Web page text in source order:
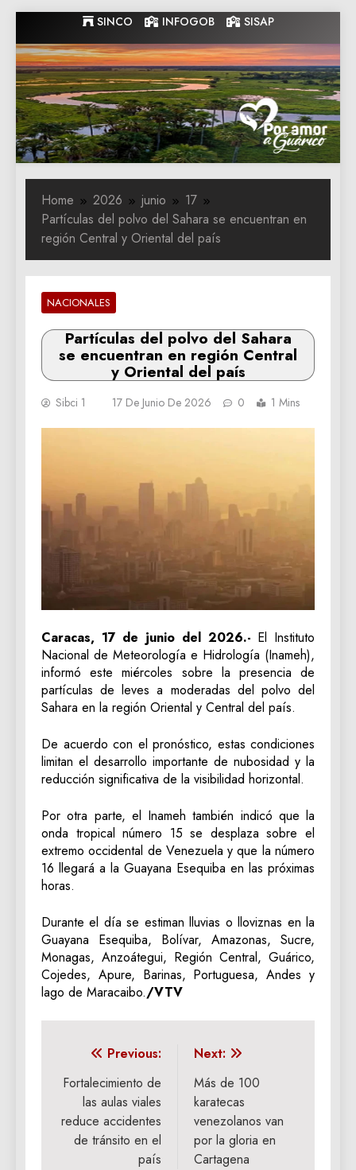
to
content
SINCO INFOGOB SISAP
Gobernacion
de Guarico
Gobernacion de Guarico
Home 2026 junio
17
Partículas del polvo del Sahara se encuentran en
región Central y Oriental del país
NACIONALES
Partículas del polvo del Sahara
se encuentran en región Central
y Oriental del país
Sibci 1 17 De Junio De 2026 0 1 Mins
Caracas, 17 de junio del 2026.- El Instituto
Nacional de Meteorología e Hidrología (Inameh),
informó este miércoles sobre la presencia de
partículas de leves a moderadas del polvo del
Sahara en la región Oriental y Central del país.
De acuerdo con el pronóstico, estas condiciones
limitan el desarrollo importante de nubosidad y la
reducción significativa de la visibilidad horizontal.
Por otra parte, el Inameh también indicó que la
onda tropical número 15 se desplaza sobre el
extremo occidental de Venezuela y que la número
16 llegará a la Guayana Esequiba en las próximas
horas.
Durante el día se estiman lluvias o lloviznas en la
Guayana Esequiba, Bolívar, Amazonas, Sucre,
Monagas, Anzoátegui, Región Central, Guárico,
Cojedes, Apure, Barinas, Portuguesa, Andes y
lago de Maracaibo./VTV
Navegación
de
entradas
Previous:
Fortalecimiento de
las aulas viales
reduce accidentes
de tránsito en el
país
Next:
Más de 100
karatecas
venezolanos van
por la gloria en
Cartagena